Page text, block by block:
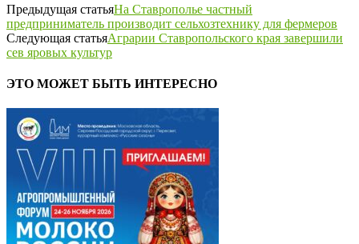
Предыдущая статьяНа Ставрополье частный
предприниматель производит сельхозтехнику для фермеров
Следующая статьяАграрии Ставропольского края завершили
сев яровых культур
ЭТО МОЖЕТ БЫТЬ ИНТЕРЕСНО